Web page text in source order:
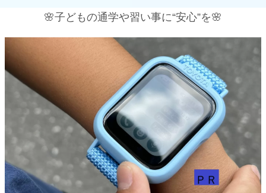
🌸子どもの通学や習い事に“安心”を🌸